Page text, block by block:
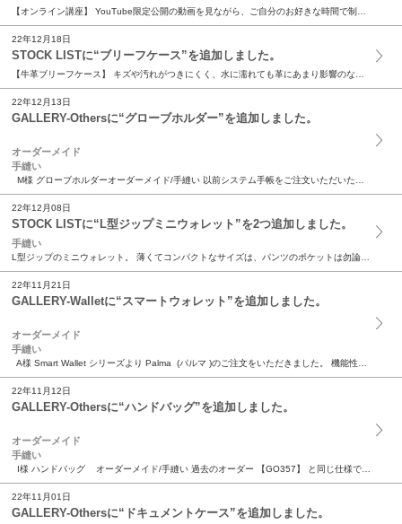
22年12月18日
STOCK LISTに“ブリーフケース”を追加しました。
22年12月13日
GALLERY-Othersに“グローブホルダー”を追加しました。
オーダーメイド
手縫い
22年12月08日
STOCK LISTに“L型ジップミニウォレット”を2つ追加しました。
手縫い
22年11月21日
GALLERY-Walletに“スマートウォレット”を追加しました。
オーダーメイド
手縫い
22年11月12日
GALLERY-Othersに“ハンドバッグ”を追加しました。
オーダーメイド
手縫い
22年11月01日
GALLERY-Othersに“ドキュメントケース”を追加しました。